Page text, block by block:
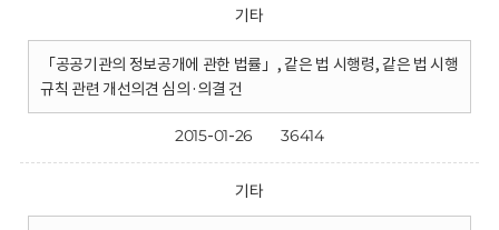
기타
「공공기관의 정보공개에 관한 법률」, 같은 법 시행령, 같은 법 시행
규칙 관련 개선의견 심의·의결 건
2015-01-26 36414
기타